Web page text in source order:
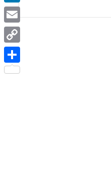
LinkedIn
Email
Copy
Link
Share